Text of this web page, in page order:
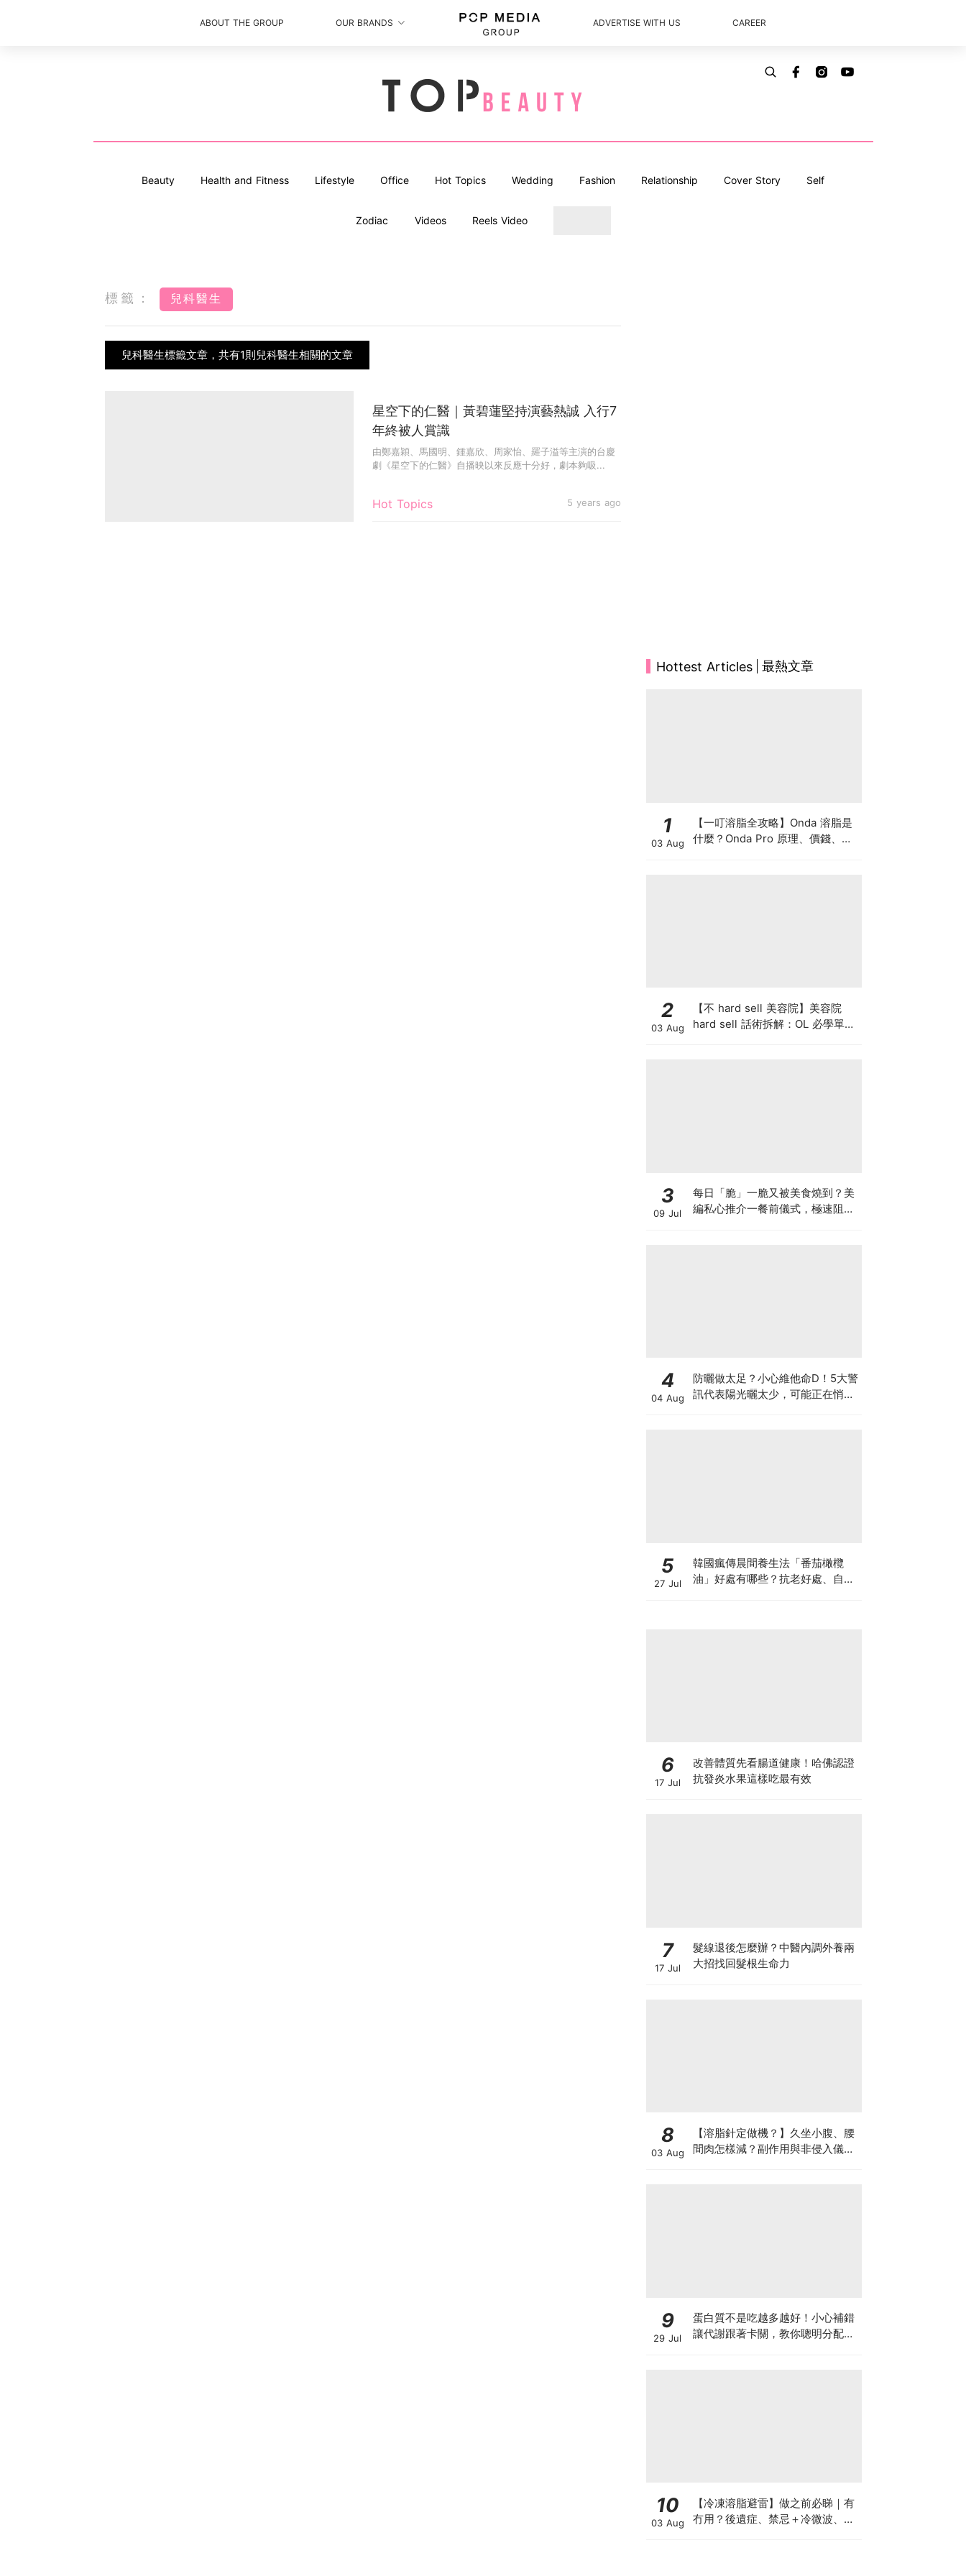
ABOUT THE GROUP OUR BRANDS ADVERTISE WITH US CAREER
Beauty Health and Fitness Lifestyle Office Hot Topics Wedding Fashion Relationship Cover Story Self
Zodiac Videos Reels Video
標籤： 兒科醫生
兒科醫生標籤文章，共有1則兒科醫生相關的文章
Hot Topics 5 years ago
星空下的仁醫｜黃碧蓮堅持演藝熱誠 入行7
年終被人賞識
由鄭嘉穎、馬國明、鍾嘉欣、周家怡、羅子溢等主演的台慶
劇《星空下的仁醫》自播映以來反應十分好，劇本夠吸...
Hottest Articles 最熱文章
1
03 Aug
【一叮溶脂全攻略】Onda 溶脂是
什麼？Onda Pro 原理、價錢、次
2
03 Aug
【不 hard sell 美容院】美容院
hard sell 話術拆解：OL 必學單次
3
09 Jul
每日「脆」一脆又被美食燒到？美
編私心推介一餐前儀式，極速阻碳
4
04 Aug
防曬做太足？小心維他命D！5大警
訊代表陽光曬太少，可能正在悄悄
5
27 Jul
韓國瘋傳晨間養生法「番茄橄欖
油」好處有哪些？抗老好處、自製
6
17 Jul
改善體質先看腸道健康！哈佛認證
抗發炎水果這樣吃最有效
7
17 Jul
髮線退後怎麼辦？中醫內調外養兩
大招找回髮根生命力
8
03 Aug
【溶脂針定做機？】久坐小腹、腰
間肉怎樣減？副作用與非侵入儀器
9
29 Jul
蛋白質不是吃越多越好！小心補錯
讓代謝跟著卡關，教你聰明分配三
10
03 Aug
【冷凍溶脂避雷】做之前必睇｜有
冇用？後遺症、禁忌＋冷微波、雙